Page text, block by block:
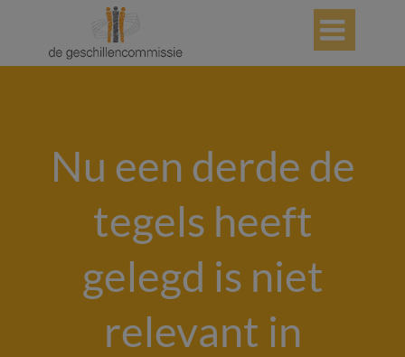

Nu een derde de
tegels heeft
gelegd is niet
relevant in